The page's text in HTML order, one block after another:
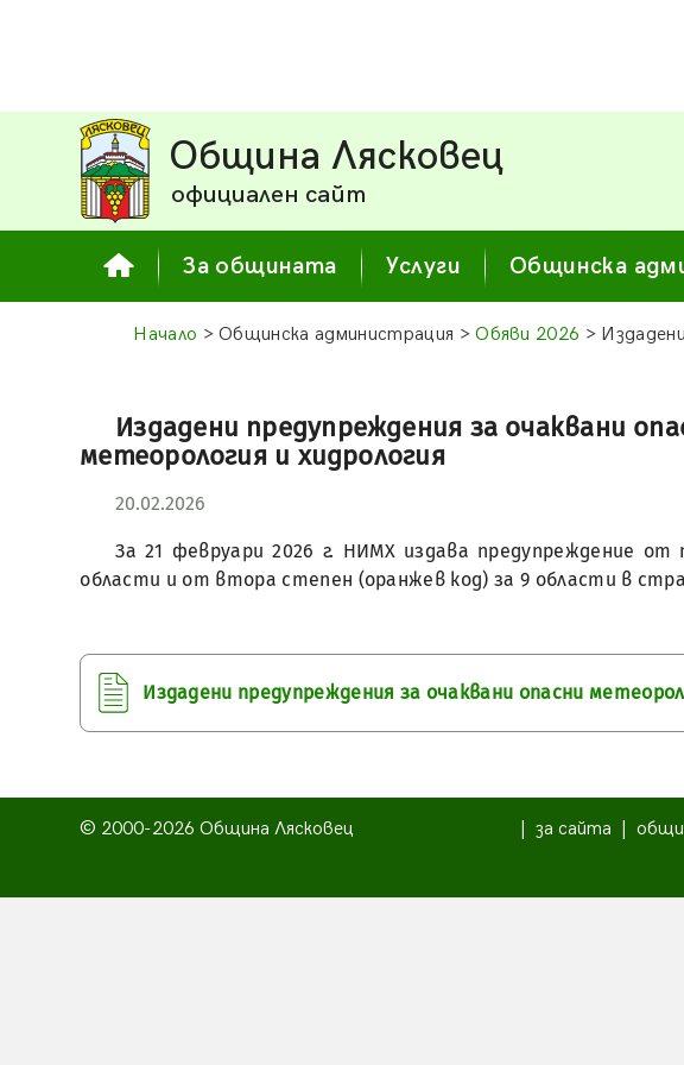
Община Лясковец
официален сайт
За общината Услуги Общинска
Начало > Общинска администрация >Обяви 2026 >
Издадени предупреждения за очаквани
метеорология и хидрология
20.02.2026
За 21 февруари 2026 г. НИМХ издава предупреждение
области и от втора степен (оранжев код) за 9 области в
Издадени предупреждения за очаквани опасни
© 2000-2026 Община Лясковец за сайта общи